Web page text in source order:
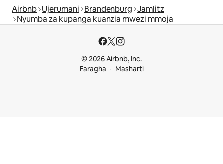
Airbnb Ujerumani Brandenburg Jamlitz
Nyumba za kupanga kuanzia mwezi mmoja
© 2026 Airbnb, Inc.
Faragha
Masharti